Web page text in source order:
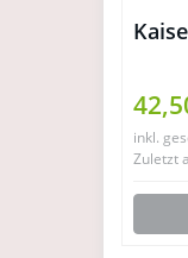
inkl.
Zuletzt